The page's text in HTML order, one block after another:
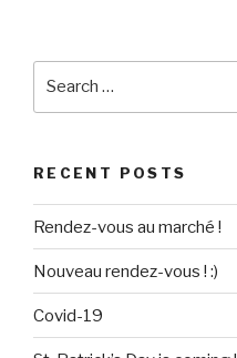
RECENT POSTS
Rendez-vous au marché !
Nouveau rendez-vous ! :)
Covid-19